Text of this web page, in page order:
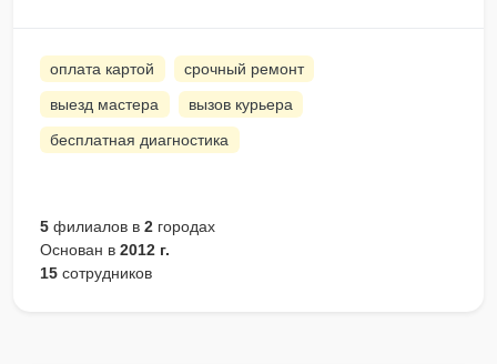
оплата картой срочный ремонт
выезд мастера вызов курьера
бесплатная диагностика
5 филиалов в 2 городах
Основан в 2012 г.
15 сотрудников